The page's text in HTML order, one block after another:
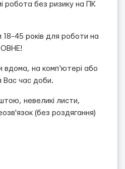
робота без ризику на ПК
18-45 років для роботи на
вдома, на комп'ютері або
Вас час доби.
невеликі листи,
(без роздягання)